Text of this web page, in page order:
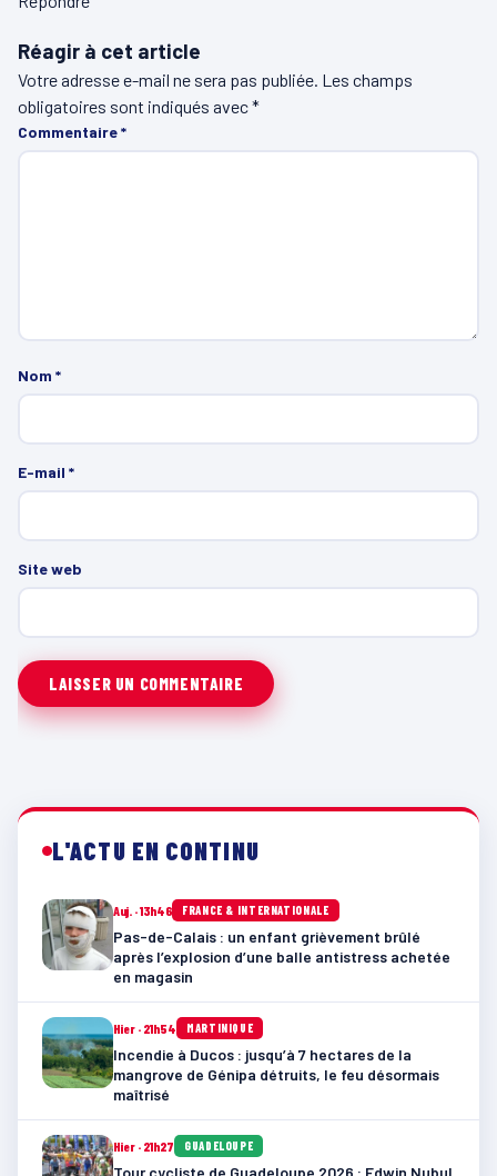
Réagir à cet article
Votre adresse e-mail ne sera pas publiée. Les champs
obligatoires sont indiqués avec*
Commentaire*
Nom *
E-mail *
Site web
L'ACTU EN CONTINU
Auj. · 13h46 FRANCE & INTERNATIONALE
Pas-de-Calais : un enfant grièvement brûlé
après l’explosion d’une balle antistress achetée
en magasin
Hier · 21h54 MARTINIQUE
Incendie à Ducos : jusqu’à 7 hectares de la
mangrove de Génipa détruits, le feu désormais
maîtrisé
Hier · 21h27 GUADELOUPE